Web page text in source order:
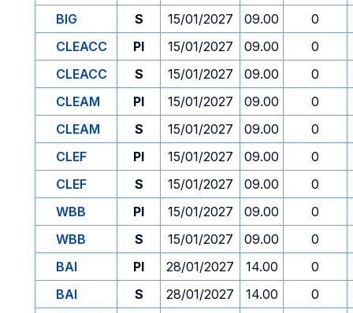
BIG
S 15/01/2027 09.00
0
CLEACC
PI 15/01/2027 09.00
0
CLEACC
S 15/01/2027 09.00
0
CLEAM
PI 15/01/2027 09.00
0
CLEAM
S 15/01/2027 09.00
0
CLEF
PI 15/01/2027 09.00
0
CLEF
S 15/01/2027 09.00
0
WBB
PI 15/01/2027 09.00
0
WBB
S 15/01/2027 09.00
0
BAI
PI 28/01/2027 14.00
0
BAI
S 28/01/2027 14.00
0